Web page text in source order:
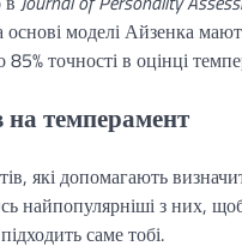
основі моделі Айзенка
точності в оцінці
на темперамент
які допомагають
найпопулярніші з них,
саме тобі.